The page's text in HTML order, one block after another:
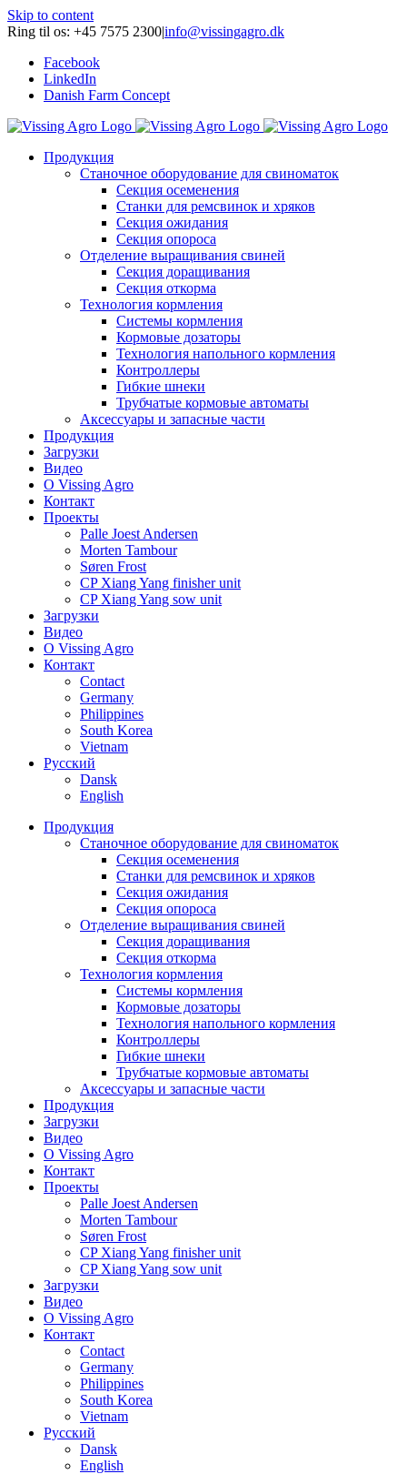
Skip to content
Ring til os: +45 7575 2300|info@vissingagro.dk
Facebook
LinkedIn
Danish Farm Concept
Продукция
Станочное оборудование для свиноматок
Секция осеменения
Станки для ремсвинок и хряков
Секция ожидания
Секция опороса
Отделение выращивания свиней
Секция доращивания
Секция откорма
Технология кормления
Системы кормления
Кормовые дозаторы
Технология напольного кормления
Контроллеры
Гибкие шнеки
Трубчатые кормовые автоматы
Аксессуары и запасные части
Продукция
Загрузки
Видео
О Vissing Agro
Контакт
Проекты
Palle Joest Andersen
Morten Tambour
Søren Frost
CP Xiang Yang finisher unit
CP Xiang Yang sow unit
Загрузки
Видео
О Vissing Agro
Контакт
Contact
Germany
Philippines
South Korea
Vietnam
Русский
Dansk
English
Продукция
Станочное оборудование для свиноматок
Секция осеменения
Станки для ремсвинок и хряков
Секция ожидания
Секция опороса
Отделение выращивания свиней
Секция доращивания
Секция откорма
Технология кормления
Системы кормления
Кормовые дозаторы
Технология напольного кормления
Контроллеры
Гибкие шнеки
Трубчатые кормовые автоматы
Аксессуары и запасные части
Продукция
Загрузки
Видео
О Vissing Agro
Контакт
Проекты
Palle Joest Andersen
Morten Tambour
Søren Frost
CP Xiang Yang finisher unit
CP Xiang Yang sow unit
Загрузки
Видео
О Vissing Agro
Контакт
Contact
Germany
Philippines
South Korea
Vietnam
Русский
Dansk
English